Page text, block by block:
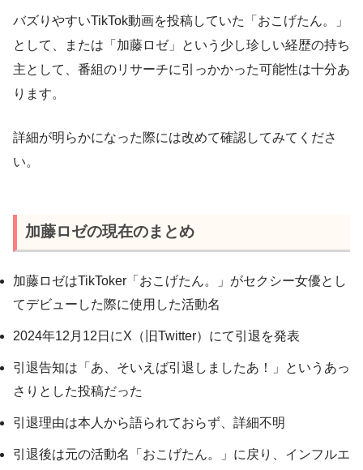
バズりやすいTikTok動画を投稿していた「おこげたん。」
として、または「加藤ロゼ」という少し珍しい経歴の持ち
主として、番組のリサーチに引っかかった可能性は十分あ
ります。
詳細が明らかになった際には改めて確認してみてくださ
い。
加藤ロゼの現在のまとめ
加藤ロゼはTikToker「おこげたん。」がセクシー女優とし
てデビューした際に使用した活動名
2024年12月12日にX（旧Twitter）にて引退を発表
引退告知は「あ、そいえば引退しましたあ！」というあっ
さりとした投稿だった
引退理由は本人から語られておらず、詳細不明
引退後は元の活動名「おこげたん。」に戻り、インフルエ